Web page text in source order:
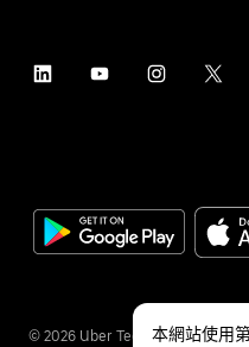
© 2026 Uber Technologies Inc.
本網站使用